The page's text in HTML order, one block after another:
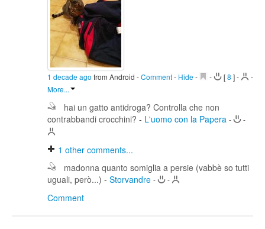
1 decade ago from Android -Comment- Hide - - [8 ]-
-
More...
hai un gatto antidroga? Controlla che non
contrabbandi crocchini? - L'uomo con la Papera - -
1 other comments...
madonna quanto somiglia a persie (vabbè so tutti
uguali, però...) - Storvandre - -
Comment